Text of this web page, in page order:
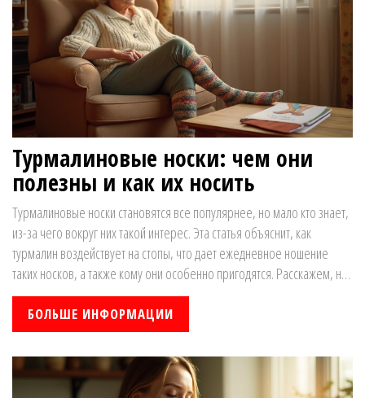
Турмалиновые носки: чем они
полезны и как их носить
Турмалиновые носки становятся все популярнее, но мало кто знает,
из-за чего вокруг них такой интерес. Эта статья объяснит, как
турмалин воздействует на стопы, что дает ежедневное ношение
таких носков, а также кому они особенно пригодятся. Расскажем, на
что обращать внимание при выборе и как правильно ухаживать за
турмалиновыми носками. Узнайте, могут ли они заменить привычные
способы заботы о здоровье ног.
БОЛЬШЕ ИНФОРМАЦИИ